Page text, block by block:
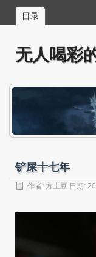
目录
无人喝彩
铲屎十七年
作者: 方土豆 日期: